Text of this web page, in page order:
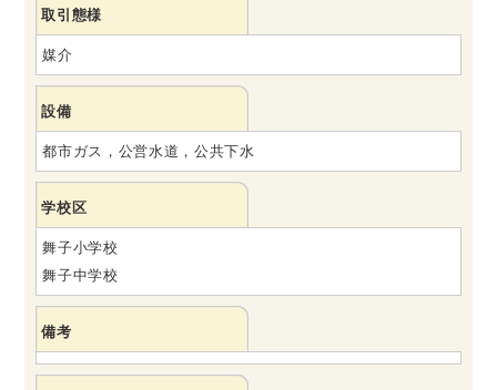
取引態様
媒介
設備
都市ガス，公営水道，公共下水
学校区
舞子小学校
舞子中学校
備考